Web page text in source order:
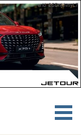
erid: 2SDnjdvnyL7